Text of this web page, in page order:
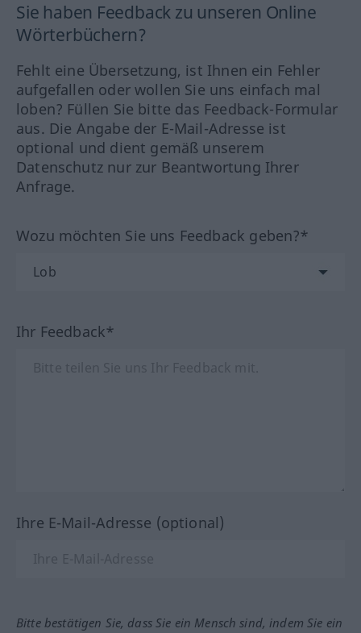
Sie haben Feedback zu unseren Online
Wörterbüchern?
Fehlt eine Übersetzung, ist Ihnen ein Fehler
aufgefallen oder wollen Sie uns einfach mal
loben? Füllen Sie bitte das Feedback-Formular
aus. Die Angabe der E-Mail-Adresse ist
optional und dient gemäß unserem
Datenschutz nur zur Beantwortung Ihrer
Anfrage.
Wozu möchten Sie uns Feedback geben?*
Ihr Feedback*
Ihre E-Mail-Adresse (optional)
Bitte bestätigen Sie, dass Sie ein Mensch sind, indem Sie ein